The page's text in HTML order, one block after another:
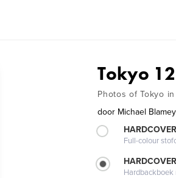
Tokyo
Photos of Tokyo
door Michael Blamey
Full-colour